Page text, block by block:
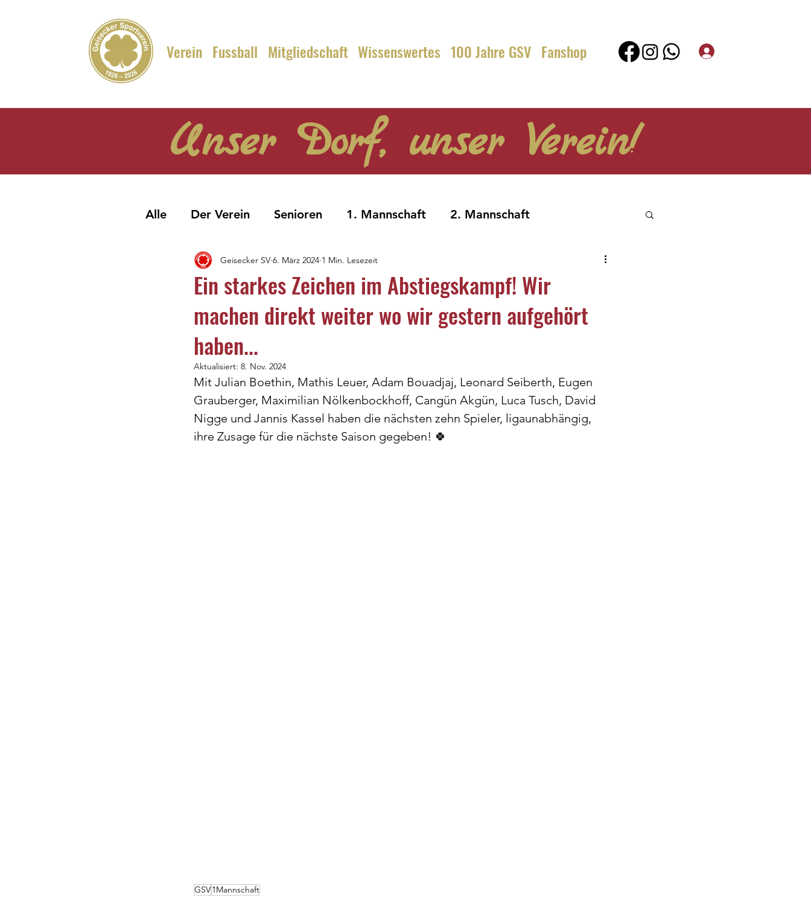
Verein Fussball Mitgliedschaft Wissenswertes 100 Jahre GSV Fanshop
Unser Dorf, unser Verein!
Alle Der Verein Senioren 1. Mannschaft 2. Mannschaft
3. Mannschaft Alte Herren Jugend
C-Jugend D-Jugend E-Jugend F-Jugend G-Jugend Spieltag
100-Jahre Spieltagsfotos
Ein starkes Zeichen im Abstiegskampf! Wir
machen direkt weiter wo wir gestern aufgehört
haben...
Geisecker SV 6. März 2024 1 Min. Lesezeit
Aktualisiert: 8. Nov. 2024
Mit Julian Boethin, Mathis Leuer, Adam Bouadjaj, Leonard Seiberth, Eugen
Grauberger, Maximilian Nölkenbockhoff, Cangün Akgün, Luca Tusch, David
Nigge und Jannis Kassel haben die nächsten zehn Spieler, ligaunabhängig,
ihre Zusage für die nächste Saison gegeben! 🍀
GSV1Mannschaft